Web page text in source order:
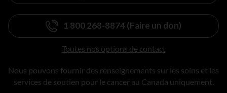
1 800 268-8874 (Faire un don)
Toutes nos options de contact
Nous pouvons fournir des renseignements sur les soins et les
services de soutien pour le cancer au Canada uniquement.